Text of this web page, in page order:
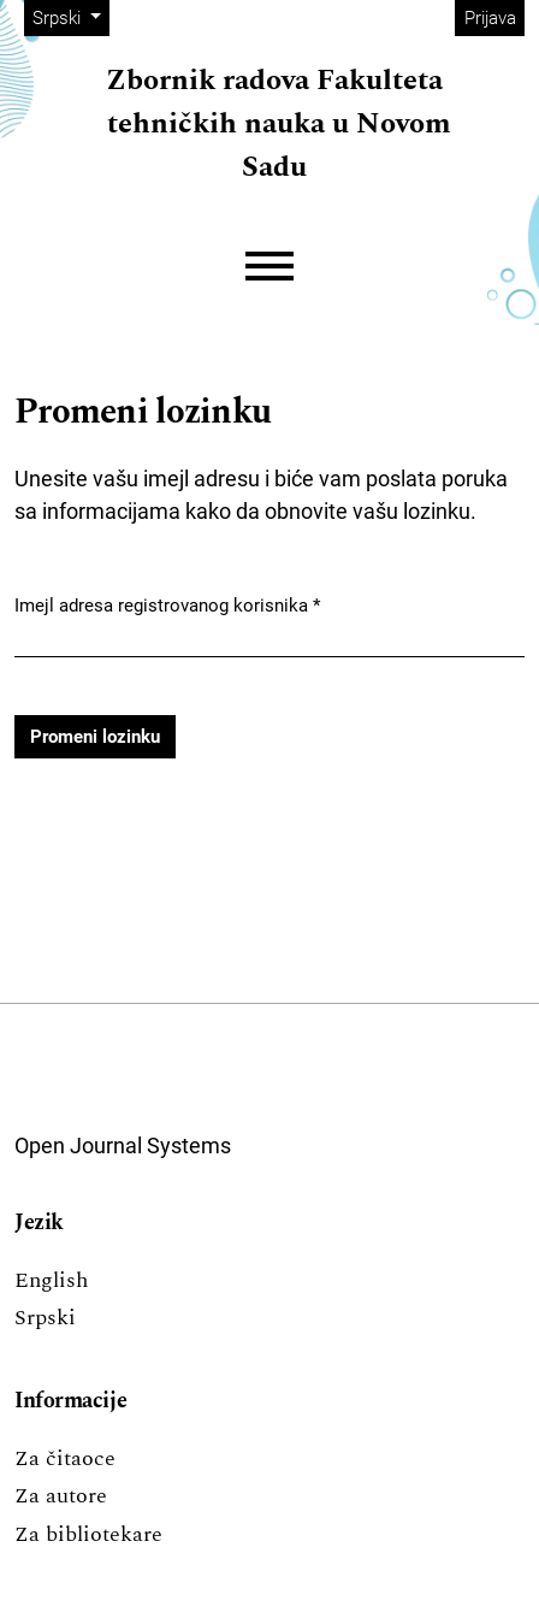
##navigation.skip.nav##
##navigation.skip.main##
##navigation.skip.footer##
##plugins.themes.immersion.language.toggle##
Srpski Prijava
Zbornik radova Fakulteta
tehničkih nauka u Novom
Sadu
Promeni lozinku
Unesite vašu imejl adresu i biće vam poslata poruka
sa informacijama kako da obnovite vašu lozinku.
Imejl adresa registrovanog korisnika *
Promeni lozinku
Open Journal Systems
Jezik
English
Srpski
Informacije
Za čitaoce
Za autore
Za bibliotekare